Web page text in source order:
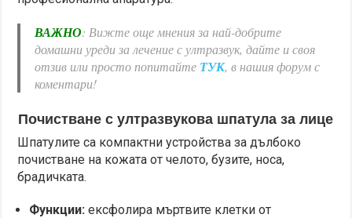
ВАЖНО: Вижте още мнения за най-добрите
домашни уреди за лечение с ултразвук, дайте и своя
отзив или просто попитайте ТУК, в нашия форум с
коментари!
Почистване с ултразвукова шпатула за лице
Шпатулите са компактни устройства за дълбоко
почистване на кожата от челото, бузите, носа,
брадичката.
Функции: ексфолира мъртвите клетки от